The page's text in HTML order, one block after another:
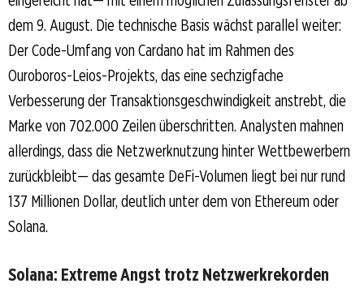
dem 9. August. Die technische Basis wächst parallel weiter:
Der Code-Umfang von Cardano hat im Rahmen des
Ouroboros-Leios-Projekts, das eine sechzigfache
Verbesserung der Transaktionsgeschwindigkeit anstrebt, die
Marke von 702.000 Zeilen überschritten. Analysten mahnen
allerdings, dass die Netzwerknutzung hinter Wettbewerbern
zurückbleibt— das gesamte DeFi-Volumen liegt bei nur rund
137 Millionen Dollar, deutlich unter dem von Ethereum oder
Solana.
Solana: Extreme Angst trotz Netzwerkrekorden